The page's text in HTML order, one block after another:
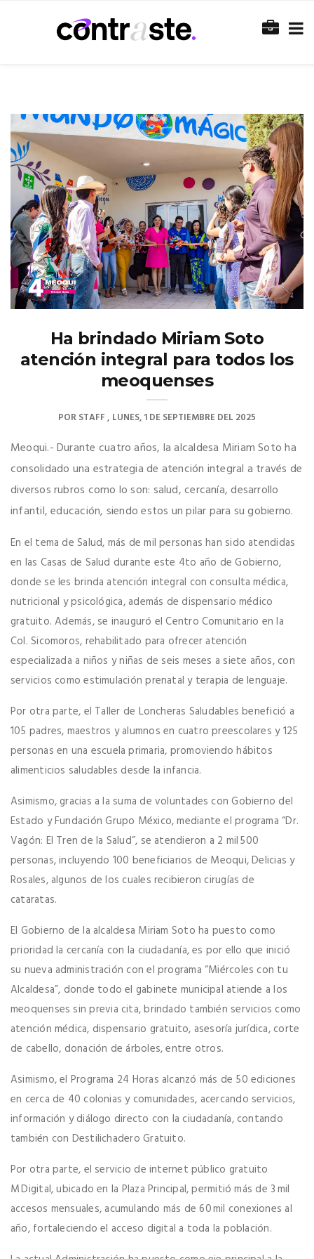
Ha brindado Miriam Soto
atención integral para todos los
meoquenses
PORSTAFF LUNES, 1 DE SEPTIEMBRE DEL 2025
Meoqui.- Durante cuatro años, la alcaldesa Miriam Soto ha
consolidado una estrategia de atención integral a través de
diversos rubros como lo son: salud, cercanía, desarrollo
infantil, educación, siendo estos un pilar para su gobierno.
En el tema de Salud, más de mil personas han sido atendidas
en las Casas de Salud durante este 4to año de Gobierno,
donde se les brinda atención integral con consulta médica,
nutricional y psicológica, además de dispensario médico
gratuito. Además, se inauguró el Centro Comunitario en la
Col. Sicomoros, rehabilitado para ofrecer atención
especializada a niños y niñas de seis meses a siete años, con
servicios como estimulación prenatal y terapia de lenguaje.
Por otra parte, el Taller de Loncheras Saludables benefició a
105 padres, maestros y alumnos en cuatro preescolares y 125
personas en una escuela primaria, promoviendo hábitos
alimenticios saludables desde la infancia.
Asimismo, gracias a la suma de voluntades con Gobierno del
Estado y Fundación Grupo México, mediante el programa “Dr.
Vagón: El Tren de la Salud”, se atendieron a 2 mil 500
personas, incluyendo 100 beneficiarios de Meoqui, Delicias y
Rosales, algunos de los cuales recibieron cirugías de
cataratas.
El Gobierno de la alcaldesa Miriam Soto ha puesto como
prioridad la cercanía con la ciudadanía, es por ello que inició
su nueva administración con el programa “Miércoles con tu
Alcaldesa”, donde todo el gabinete municipal atiende a los
meoquenses sin previa cita, brindado también servicios como
atención médica, dispensario gratuito, asesoría jurídica, corte
de cabello, donación de árboles, entre otros.
Asimismo, el Programa 24 Horas alcanzó más de 50 ediciones
en cerca de 40 colonias y comunidades, acercando servicios,
información y diálogo directo con la ciudadanía, contando
también con Destilichadero Gratuito.
Por otra parte, el servicio de internet público gratuito
M Digital, ubicado en la Plaza Principal, permitió más de 3 mil
accesos mensuales, acumulando más de 60 mil conexiones al
año, fortaleciendo el acceso digital a toda la población.